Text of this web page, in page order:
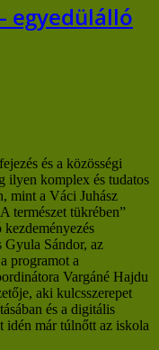
egyedülálló
és a közösségi
ilyen komplex és tudatos
mint a Váci Juhász
természet tükrében”
Gyula Sándor, az
programot a
Vargáné Hajdu
aki kulcsszerepet
és a digitális
idén már túlnőtt az iskola